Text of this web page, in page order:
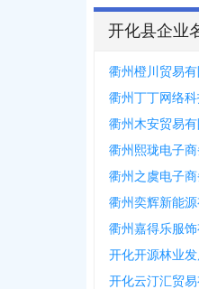
开化县企业
衢州橙川贸易有
衢州丁丁网络科
衢州木安贸易有
衢州熙珑电子商
衢州之虞电子商
衢州奕辉新能源
衢州嘉得乐服饰
开化开源林业发
开化云汀汇贸易